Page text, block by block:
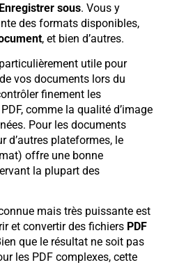
Enregistrer sous. Vous y
des formats disponibles,
, et bien d’autres.
utile pour
vos documents lors du
finement les
comme la qualité d’image
Pour les documents
d’autres plateformes, le
offre une bonne
la plupart des
mais très puissante est
et convertir des fichiers PDF
que le résultat ne soit pas
les PDF complexes, cette